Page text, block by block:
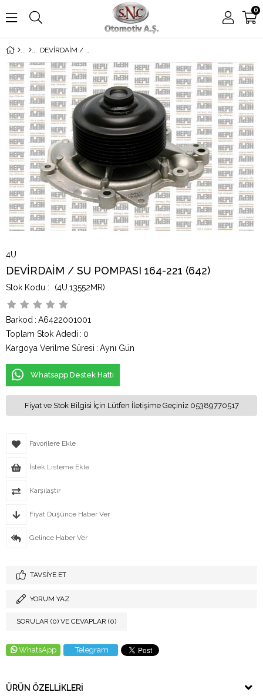
0
DEVİRDAİM / SU POMPASI 164-221 (642)
4U
DEVİRDAİM / SU POMPASI 164-221 (642)
(4U.13552MR)
Barkod : A6422001001
Toplam Stok Adedi : 0
Kargoya Verilme Süresi : Aynı Gün
Whatsapp Destek Hattı
Fiyat ve Stok Bilgisi İçin Lütfen İletişime Geçiniz 05389770517
Favorilere Ekle
İstek Listeme Ekle
Karşılaştır
Fiyat Düşünce Haber Ver
Gelince Haber Ver
TAVSIYE ET
YORUM YAZ
SORULAR (0) VE CEVAPLAR (0)
WhatsApp Telegram
ÜRÜN ÖZELLIKLERI